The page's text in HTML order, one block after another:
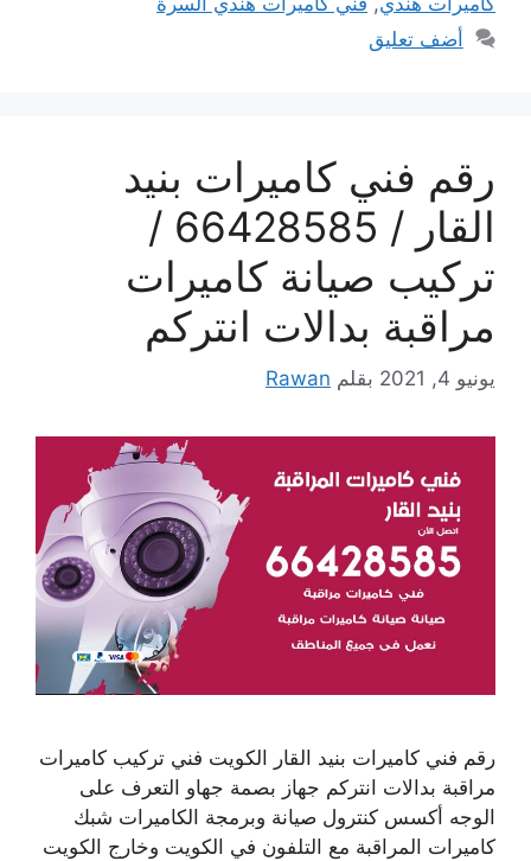
أضف تعليق
رقم فني كاميرات بنيد
القار / 66428585 /
تركيب صيانة كاميرات
مراقبة بدالات انتركم
يونيو 4, 2021 بقلم Rawan
رقم فني كاميرات بنيد القار الكويت فني تركيب كاميرات
مراقبة بدالات انتركم جهاز بصمة جهاو التعرف على
الوجه أكسس كنترول صيانة وبرمجة الكاميرات شبك
كاميرات المراقبة مع التلفون في الكويت وخارج الكويت